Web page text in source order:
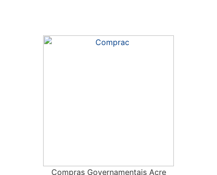
Compras Governamentais Acre